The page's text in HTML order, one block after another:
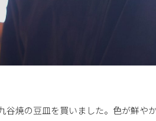
谷焼の豆皿を買いました。色が鮮や